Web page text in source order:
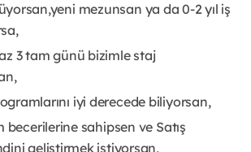
mezunsan ya da 0-2 yıl iş
3 tam günü bizimle staj
iyi derecede biliyorsan,
becerilerine sahipsen ve Satış
geliştirmek istiyorsan,